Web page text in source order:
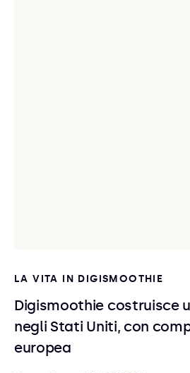
LA VITA IN DIGISMOOTHIE
Digismoothie costruisce
negli Stati Uniti, con
europea